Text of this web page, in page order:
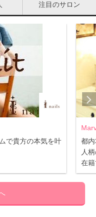
注目のサロン
で貴方の本気を叶
都
人
在